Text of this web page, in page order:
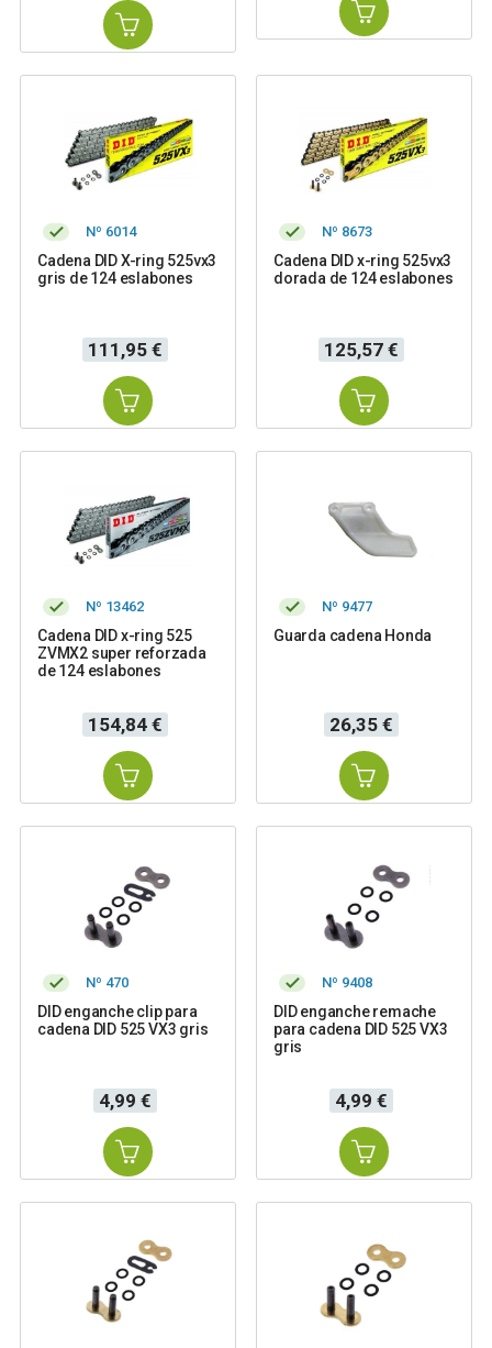
Nº 6014
Cadena DID X-ring 525vx3
gris de 124 eslabones
Precio
111,95 €
Nº 8673
Cadena DID x-ring 525vx3
dorada de 124 eslabones
Precio
125,57 €
Nº 13462
Cadena DID x-ring 525
ZVMX2 super reforzada
de 124 eslabones
Precio
154,84 €
Nº 9477
Guarda cadena Honda
Precio
26,35 €
Nº 470
DID enganche clip para
cadena DID 525 VX3 gris
Precio
4,99 €
Nº 9408
DID enganche remache
para cadena DID 525 VX3
gris
Precio
4,99 €